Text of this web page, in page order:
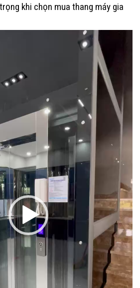
khi chọn mua thang máy gia